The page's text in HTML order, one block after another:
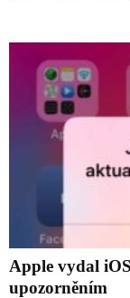
Apple vydal
upozorněním